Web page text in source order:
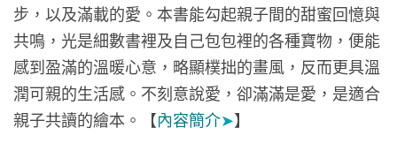
步，以及滿載的愛。本書能勾起親子間的甜蜜回憶與
共鳴，光是細數書裡及自己包包裡的各種寶物，便能
感到盈滿的溫暖心意，略顯樸拙的畫風，反而更具溫
潤可親的生活感。不刻意說愛，卻滿滿是愛，是適合
親子共讀的繪本。【內容簡介➤】